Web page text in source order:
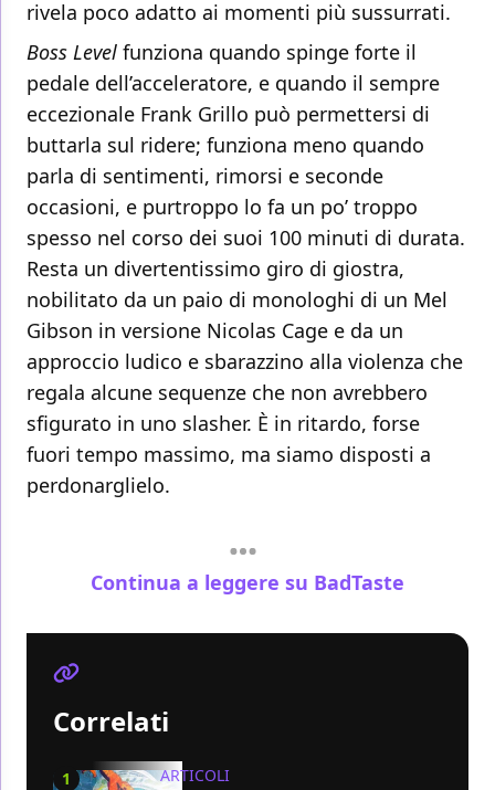
rivela poco adatto ai momenti più sussurrati.
Boss Level funziona quando spinge forte il
pedale dell’acceleratore, e quando il sempre
eccezionale Frank Grillo può permettersi di
buttarla sul ridere; funziona meno quando
parla di sentimenti, rimorsi e seconde
occasioni, e purtroppo lo fa un po’ troppo
spesso nel corso dei suoi 100 minuti di durata.
Resta un divertentissimo giro di giostra,
nobilitato da un paio di monologhi di un Mel
Gibson in versione Nicolas Cage e da un
approccio ludico e sbarazzino alla violenza che
regala alcune sequenze che non avrebbero
sfigurato in uno slasher. È in ritardo, forse
fuori tempo massimo, ma siamo disposti a
perdonarglielo.
Continua a leggere su BadTaste
Correlati
1 ARTICOLI